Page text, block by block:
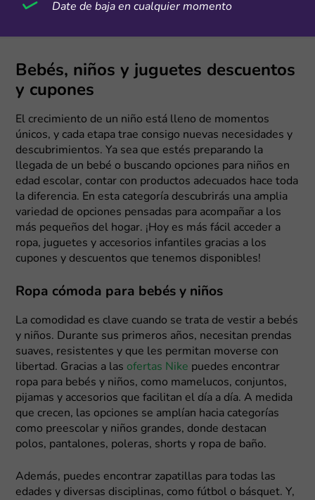
Cupones actualizados el martes, 4 de agosto de 2026
Date de baja en cualquier momento
Bebés, niños y juguetes descuentos
y cupones
El crecimiento de un niño está lleno de momentos
únicos, y cada etapa trae consigo nuevas necesidades y
descubrimientos. Ya sea que estés preparando la
llegada de un bebé o buscando opciones para niños en
edad escolar, contar con productos adecuados hace toda
la diferencia. En esta categoría descubrirás una amplia
variedad de opciones pensadas para acompañar a los
más pequeños del hogar. ¡Hoy es más fácil acceder a
ropa, juguetes y accesorios infantiles gracias a los
cupones y descuentos que tenemos disponibles!
Ropa cómoda para bebés y niños
La comodidad es clave cuando se trata de vestir a bebés
y niños. Durante sus primeros años, necesitan prendas
suaves, resistentes y que les permitan moverse con
libertad. Gracias a las ofertas Nike puedes encontrar
ropa para bebés y niños, como mamelucos, conjuntos,
pijamas y accesorios que facilitan el día a día. A medida
que crecen, las opciones se amplían hacia categorías
como preescolar y niños grandes, donde destacan
polos, pantalones, poleras, shorts y ropa de baño.
Además, puedes encontrar zapatillas para todas las
edades y diversas disciplinas, como fútbol o básquet. Y,